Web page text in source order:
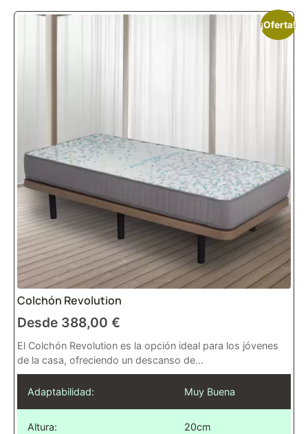
¡Oferta!
Colchón Revolution
Desde 388,00 €
El Colchón Revolution es la opción ideal para los jóvenes
de la casa, ofreciendo un descanso de...
Adaptabilidad: Muy Buena
Altura: 20cm